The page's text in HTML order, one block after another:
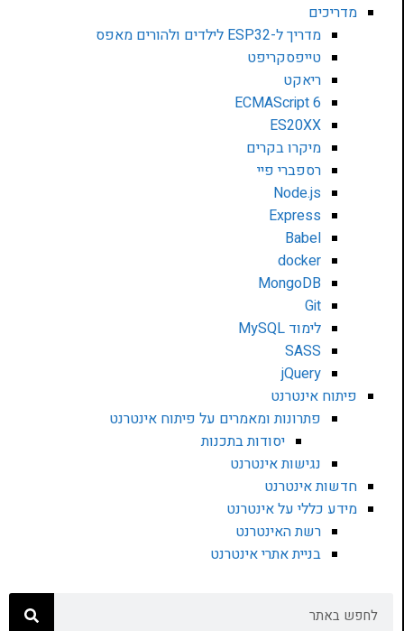
מדריכים
מדריך ל-ESP32 לילדים ולהורים מאפס
טייפסקריפט
ריאקט
ECMAScript 6
ES20XX
מיקרו בקרים
רספברי פיי
Node.js
Express
Babel
docker
MongoDB
Git
לימוד MySQL
SASS
jQuery
פיתוח אינטרנט
פתרונות ומאמרים על פיתוח אינטרנט
יסודות בתכנות
נגישות אינטרנט
חדשות אינטרנט
מידע כללי על אינטרנט
רשת האינטרנט
בניית אתרי אינטרנט